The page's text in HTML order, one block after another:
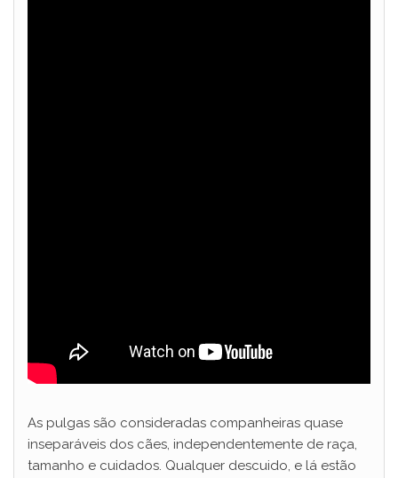
As pulgas são consideradas companheiras quase
inseparáveis dos cães, independentemente de raça,
tamanho e cuidados. Qualquer descuido, e lá estão